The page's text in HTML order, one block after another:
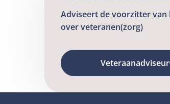
Adviseert de voorzitter van
over veteranen(zorg)
Veteraanadviseur